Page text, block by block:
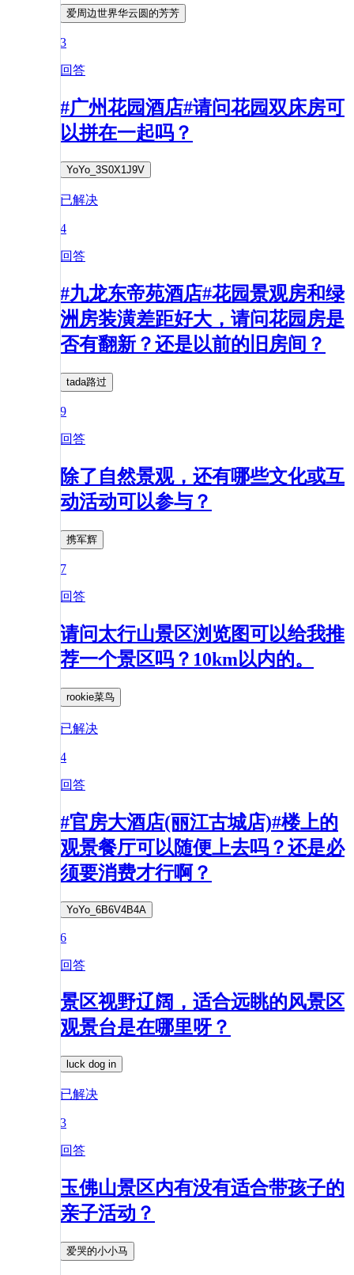
爱周边世界华云圆的芳芳
3
回答
#广州花园酒店#请问花园双床房可
以拼在一起吗？
YoYo_3S0X1J9V
已解决
4
回答
#九龙东帝苑酒店#花园景观房和绿
洲房装潢差距好大，请问花园房是
否有翻新？还是以前的旧房间？
tada路过
9
回答
除了自然景观，还有哪些文化或互
动活动可以参与？
携军辉
7
回答
请问太行山景区浏览图可以给我推
荐一个景区吗？10km以内的。
rookie菜鸟
已解决
4
回答
#官房大酒店(丽江古城店)#楼上的
观景餐厅可以随便上去吗？还是必
须要消费才行啊？
YoYo_6B6V4B4A
6
回答
景区视野辽阔，适合远眺的风景区
观景台是在哪里呀？
luck dog in
已解决
3
回答
玉佛山景区内有没有适合带孩子的
亲子活动？
爱哭的小小马